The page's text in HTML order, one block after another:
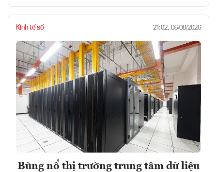
Kinh tế số 21:02, 06/08/2026
Bùng nổ thị trường trung tâm dữ liệu